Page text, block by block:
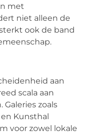
met
niet alleen de
ook de band
aan
scala aan
zoals
en Kunsthal
voor zowel lokale